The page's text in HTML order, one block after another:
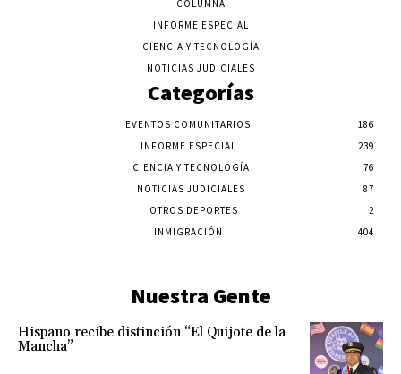
COLUMNA
INFORME ESPECIAL
CIENCIA Y TECNOLOGÍA
NOTICIAS JUDICIALES
Categorías
EVENTOS COMUNITARIOS
186
INFORME ESPECIAL
239
CIENCIA Y TECNOLOGÍA
76
NOTICIAS JUDICIALES
87
OTROS DEPORTES
2
INMIGRACIÓN
404
Nuestra Gente
Hispano recibe distinción “El Quijote de la
Mancha”